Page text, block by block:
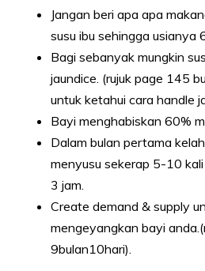
Jangan beri apa apa
susu ibu sehingga usianya
Bagi sebanyak mungkin
jaundice. (rujuk page 145
untuk ketahui cara handle
Bayi menghabiskan 60%
Dalam bulan pertama
menyusu sekerap 5-10
3 jam.
Create demand & supply
mengeyangkan bayi
9bulan10hari).